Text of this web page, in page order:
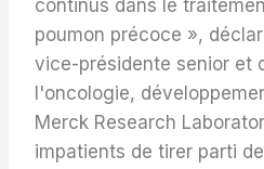
continus dans le
poumon précoce »,
vice-présidente senior et
l'oncologie,
Merck Research
impatients de tirer parti